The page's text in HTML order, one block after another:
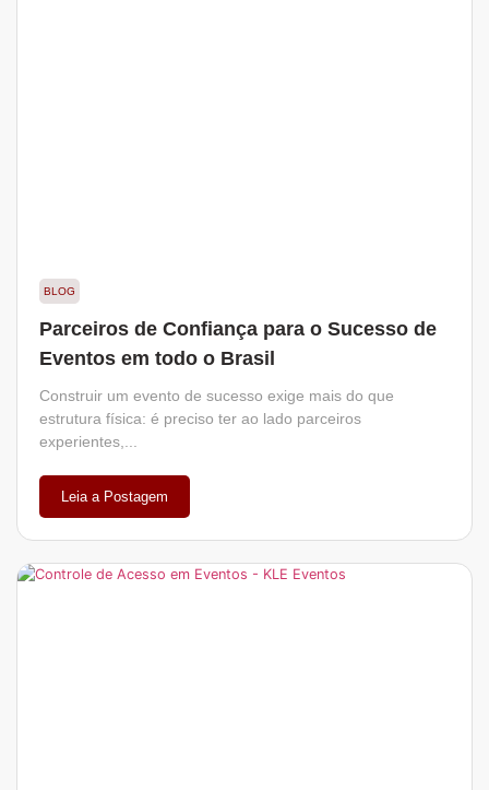
BLOG
Parceiros de Confiança para o Sucesso de
Eventos em todo o Brasil
Construir um evento de sucesso exige mais do que
estrutura física: é preciso ter ao lado parceiros
experientes,...
Leia a Postagem